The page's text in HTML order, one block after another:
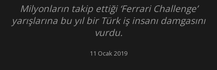
Milyonların takip ettiği ‘Ferrari Challenge’
yarışlarına bu yıl bir Türk iş insanı damgasını
vurdu.
11 Ocak 2019